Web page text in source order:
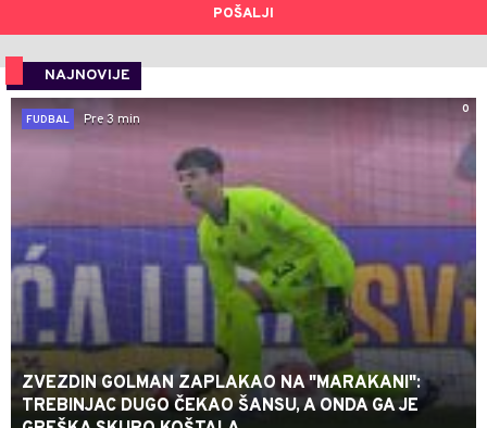
POŠALJI
NAJNOVIJE
0
FUDBAL
Pre 3 min
ZVEZDIN GOLMAN ZAPLAKAO NA "MARAKANI":
TREBINJAC DUGO ČEKAO ŠANSU, A ONDA GA JE